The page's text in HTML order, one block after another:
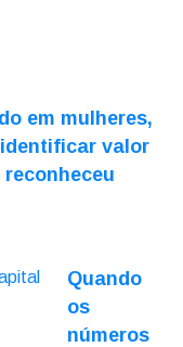
em mulheres,
valor
Quando
os
números